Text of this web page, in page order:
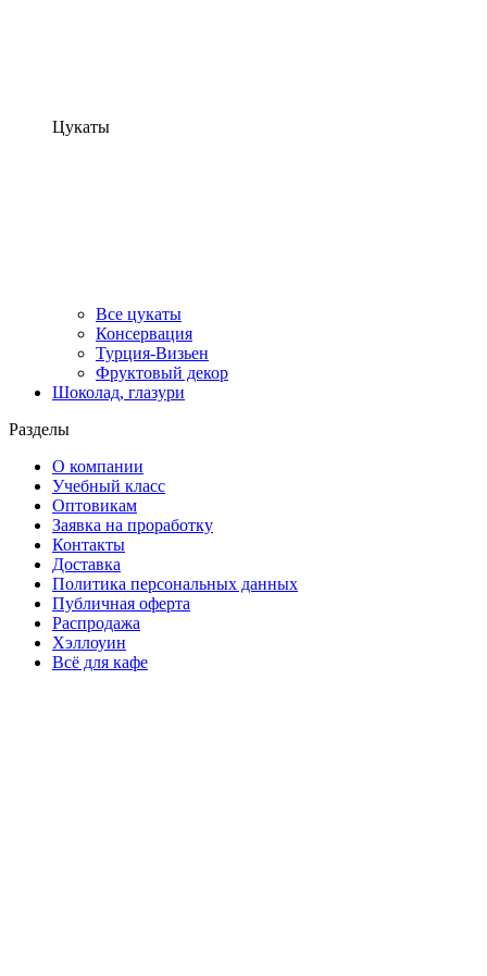
Цукаты
Все цукаты
Консервация
Турция-Визьен
Фруктовый декор
Шоколад, глазури
Разделы
О компании
Учебный класс
Оптовикам
Заявка на проработку
Контакты
Доставка
Политика персональных данных
Публичная оферта
Распродажа
Хэллоуин
Всё для кафе